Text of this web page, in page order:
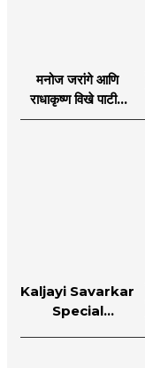
मनोज जरांगे आणि
राधाकृष्ण विखे पाटील
यांच्या चर्चेत काय घडलं?
Kaljayi Savarkar
Special